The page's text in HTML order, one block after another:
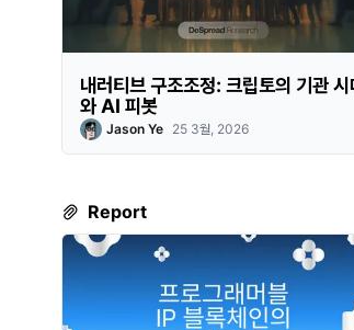
내러티브 구조조정: 크립토의 기관 시
와 AI 피봇
Jason Ye 25 3월, 2026
Report